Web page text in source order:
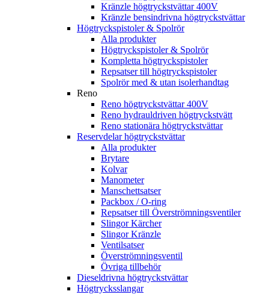
Kränzle högtryckstvättar 400V
Kränzle bensindrivna högtryckstvättar
Högtryckspistoler & Spolrör
Alla produkter
Högtryckspistoler & Spolrör
Kompletta högtryckspistoler
Repsatser till högtryckspistoler
Spolrör med & utan isolerhandtag
Reno
Reno högtryckstvättar 400V
Reno hydrauldriven högtryckstvätt
Reno stationära högtryckstvättar
Reservdelar högtryckstvättar
Alla produkter
Brytare
Kolvar
Manometer
Manschettsatser
Packbox / O-ring
Repsatser till Överströmningsventiler
Slingor Kärcher
Slingor Kränzle
Ventilsatser
Överströmningsventil
Övriga tillbehör
Dieseldrivna högtryckstvättar
Högtrycksslangar